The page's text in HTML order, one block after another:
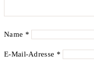
Name *
E-Mail-Adresse *